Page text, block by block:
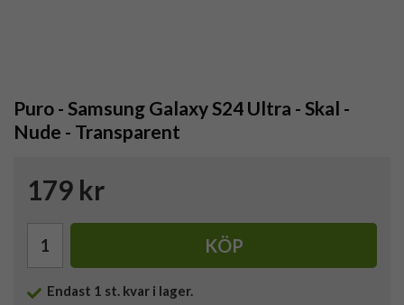
Puro - Samsung Galaxy S24 Ultra - Skal -
Nude - Transparent
179 kr
KÖP
Endast 1 st. kvar i lager.